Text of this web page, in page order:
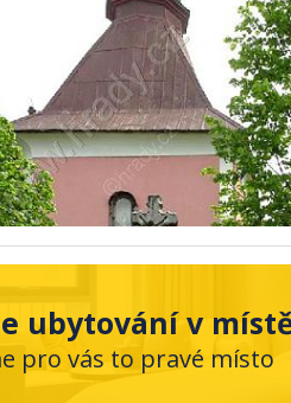
ubytování v
pro vás to pravé místo